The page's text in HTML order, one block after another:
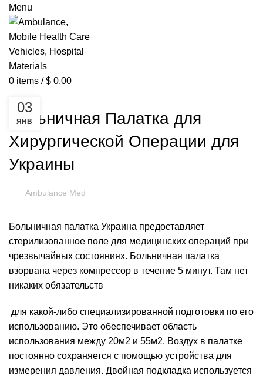
Menu
0 items / $ 0,00
Больничная Палатка для
Хирургической Операции для
Украины
Ambulance Med
03
ЯНВ
Больничная палатка Украина предоставляет
стерилизованное поле для медицинских операций при
чрезвычайных состояниях. Больничная палатка
взорвана через компрессор в течение 5 минут. Там нет
никаких обязательств
для какой-либо специализированной подготовки по его
использованию. Это обеспечивает область
использования между 20м2 и 55м2. Воздух в палатке
постоянно сохраняется с помощью устройства для
измерения давления. Двойная подкладка используется